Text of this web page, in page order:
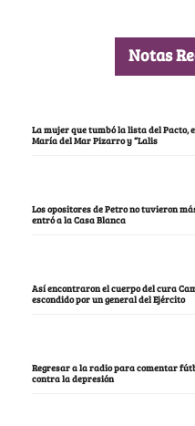
Notas
La mujer que tumbó la lista del Pacto,
María del Mar Pizarro y “Lalis
Los opositores de Petro no tuvieron
entró a la Casa Blanca
Así encontraron el cuerpo del cura
escondido por un general del Ejército
Regresar a la radio para comentar
contra la depresión